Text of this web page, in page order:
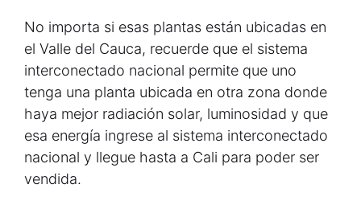
No importa si esas plantas están ubicadas en
el Valle del Cauca, recuerde que el sistema
interconectado nacional permite que uno
tenga una planta ubicada en otra zona donde
haya mejor radiación solar, luminosidad y que
esa energía ingrese al sistema interconectado
nacional y llegue hasta a Cali para poder ser
vendida.